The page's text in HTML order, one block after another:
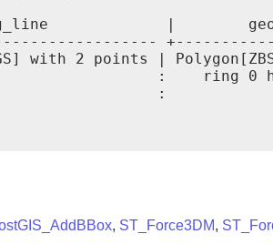
|
with 2 points |
:    ring 0
:
, ST_Force3DM,